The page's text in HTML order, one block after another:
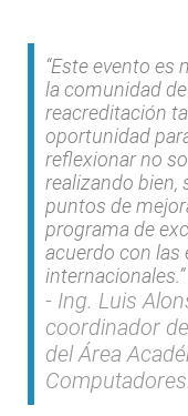
“Este evento es
la comunidad
reacreditación
oportunidad
reflexionar no
realizando bien,
puntos de
programa de
acuerdo con las
internacionales.”
Ing. Luis
coordinador
del Área
Computadores.